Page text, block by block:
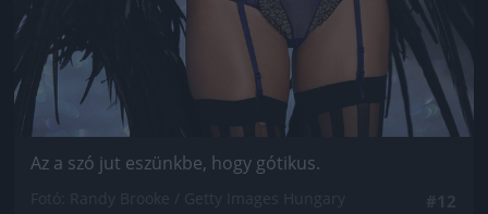
Az a szó jut eszünkbe, hogy gótikus.